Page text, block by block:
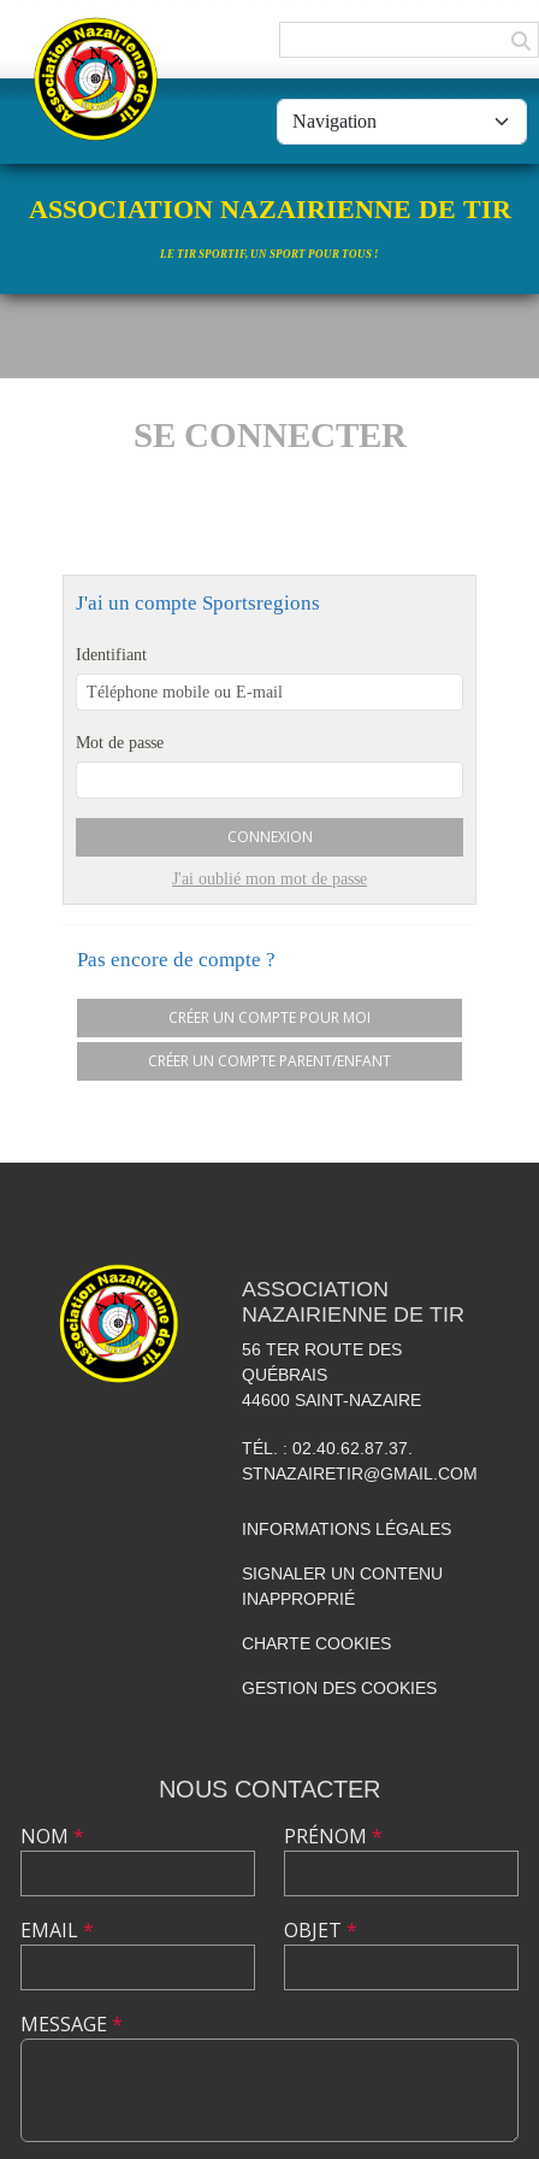
ASSOCIATION NAZAIRIENNE DE TIR
LE TIR SPORTIF, UN SPORT POUR TOUS !
SE CONNECTER
J'ai un compte Sportsregions
Identifiant
Mot de passe
CONNEXION
J'ai oublié mon mot de passe
Pas encore de compte ?
CRÉER UN COMPTE POUR MOI
CRÉER UN COMPTE PARENT/ENFANT
ASSOCIATION
NAZAIRIENNE DE TIR
56 TER ROUTE DES
QUÉBRAIS
44600 SAINT-NAZAIRE
TÉL. : 02.40.62.87.37.
STNAZAIRETIR@GMAIL.COM
INFORMATIONS LÉGALES
SIGNALER UN CONTENU
INAPPROPRIÉ
CHARTE COOKIES
GESTION DES COOKIES
NOUS CONTACTER
NOM *
EMAIL*
PRÉNOM *
OBJET *
MESSAGE *
Panneau de gestion des cookies